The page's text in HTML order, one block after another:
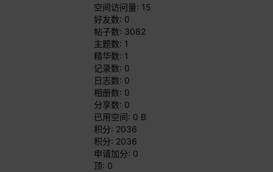
空间访问量: 15
好友数: 0
帖子数: 3082
主题数: 1
精华数: 1
记录数: 0
日志数: 0
相册数: 0
分享数: 0
已用空间: 0 B
积分: 2036
积分: 2036
申请加分: 0
顶: 0